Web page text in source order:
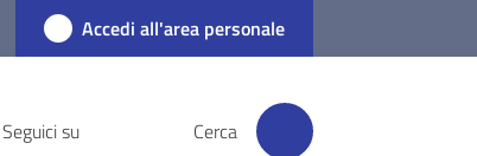
Accedi all'area personale
Seguici su Cerca